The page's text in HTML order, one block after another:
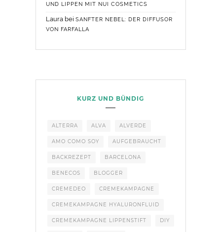
UND LIPPEN MIT NUI COSMETICS
Laurabei SANFTER NEBEL: DER DIFFUSOR
VON FARFALLA
KURZ UND BÜNDIG
ALTERRA ALVA ALVERDE
AMO COMO SOY AUFGEBRAUCHT
BACKREZEPT BARCELONA
BENECOS BLOGGER
CREMEDEO CREMEKAMPAGNE
CREMEKAMPAGNE HYALURONFLUID
CREMEKAMPAGNE LIPPENSTIFT DIY